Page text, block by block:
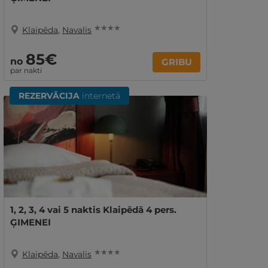
Klaipēda, Navalis ★ ★ ★ ★
no 85€
par nakti
GRIBU
REZERVĀCIJA internetā
1, 2, 3, 4 vai 5 naktis Klaipēdā 4 pers.
ĢIMENEI
Klaipēda, Navalis ★ ★ ★ ★